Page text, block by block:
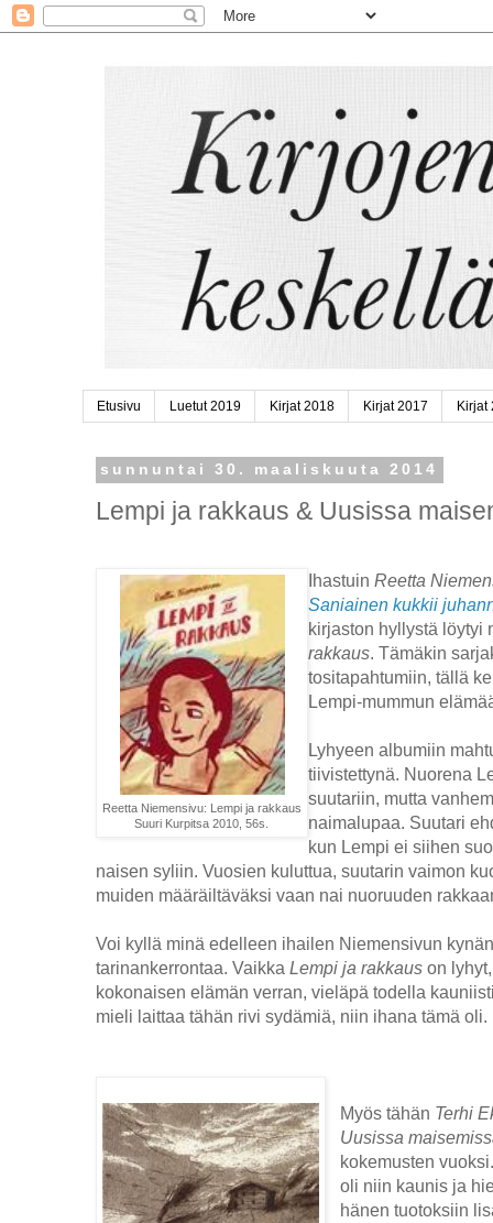
Etusivu Luetut 2019 Kirjat 2018 Kirjat 2017 Kirjat
sunnuntai 30. maaliskuuta 2014
Lempi ja rakkaus & Uusissa
Reetta Niemensivu: Lempi ja rakkaus
Suuri Kurpitsa 2010, 56s.
Ihastuin Reetta
Saniainen kukkii
kirjaston hyllystä löytyi
rakkaus. Tämäkin
tositapahtumiin, tällä
Lempi-mummun
Lyhyeen albumiin
tiivistettynä. Nuorena
suutariin, mutta
naimalupaa. Suutari
kun Lempi ei siihen
naisen syliin. Vuosien kuluttua, suutarin vaimon
muiden määräiltäväksi vaan nai nuoruuden
Voi kyllä minä edelleen ihailen Niemensivun
tarinankerrontaa. Vaikka Lempi ja rakkaus on
kokonaisen elämän verran, vieläpä todella
mieli laittaa tähän rivi sydämiä, niin ihana tämä oli.
Myös tähän Terhi
Uusissa
kokemusten
oli niin kaunis ja
hänen tuotoksiin